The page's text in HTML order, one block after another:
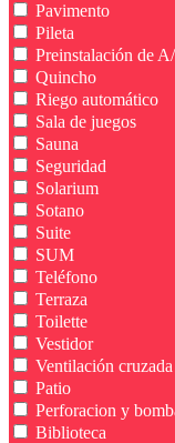
Pavimento
Pileta
Preinstalación de
Quincho
Riego automático
Sala de juegos
Sauna
Seguridad
Solarium
Sotano
Suite
SUM
Teléfono
Terraza
Toilette
Vestidor
Ventilación cruzada
Patio
Perforacion y
Biblioteca